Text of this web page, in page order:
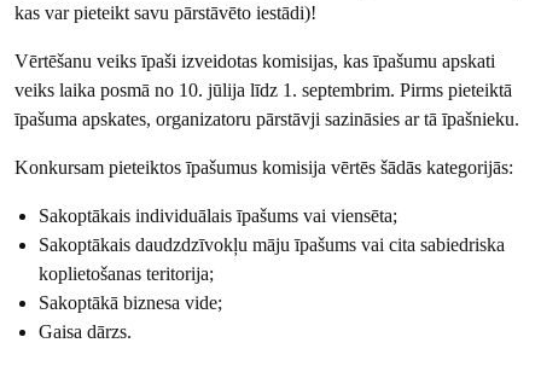
kas var pieteikt savu pārstāvēto iestādi)!
Vērtēšanu veiks īpaši izveidotas komisijas, kas īpašumu apskati
veiks laika posmā no 10. jūlija līdz 1. septembrim. Pirms pieteiktā
īpašuma apskates, organizatoru pārstāvji sazināsies ar tā īpašnieku.
Konkursam pieteiktos īpašumus komisija vērtēs šādās kategorijās:
Sakoptākais individuālais īpašums vai viensēta;
Sakoptākais daudzdzīvokļu māju īpašums vai cita sabiedriska
koplietošanas teritorija;
Sakoptākā biznesa vide;
Gaisa dārzs.